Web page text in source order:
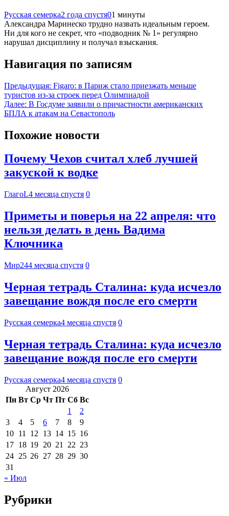
Русская семерка2 года спустя01 минуты
Александра Маринеско трудно назвать идеальным героем.
Ни для кого не секрет, что «подводник № 1» регулярно
нарушал дисциплину и получал взыскания.
Навигация по записям
Предыдущая: Figaro: в Париж стало приезжать меньше
туристов из-за строек перед Олимпиадой
Далее: В Госдуме заявили о причастности американских
БПЛА к атакам на Севастополь
Похожие новости
Почему Чехов считал хлеб лучшей
закуской к водке
ГлагоL4 месяца спустя 0
Приметы и поверья на 22 апреля: что
нельзя делать в день Вадима
Ключника
Мир244 месяца спустя 0
Черная тетрадь Сталина: куда исчезло
завещание вождя после его смерти
Русская семерка4 месяца спустя 0
Черная тетрадь Сталина: куда исчезло
завещание вождя после его смерти
Русская семерка4 месяца спустя 0
Август 2026
Пн Вт Ср Чт Пт Сб Вс
1
2
3
4 5 6 7 8
9
10 11 12 13 14 15 16
17 18 19 20 21 22 23
24 25 26 27 28 29 30
31
« Июл
Рубрики